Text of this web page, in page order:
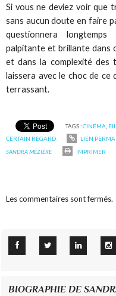
Si vous ne deviez voir que
sans aucun doute en faire
questionnera
palpitante et brillante dans
et dans la complexité des
laissera avec le choc de ce
terrassant.
TAGS :CINÉMA
CERTAIN REGARD
LIEN
SANDRA MÉZIÈRE
IMPRIMER
Les commentaires sont fermés.
BIOGRAPHIE DE